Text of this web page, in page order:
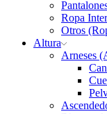
Ropa
Otros
Altura
Arneses